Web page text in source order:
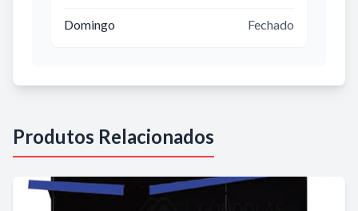
Domingo Fechado
Produtos Relacionados